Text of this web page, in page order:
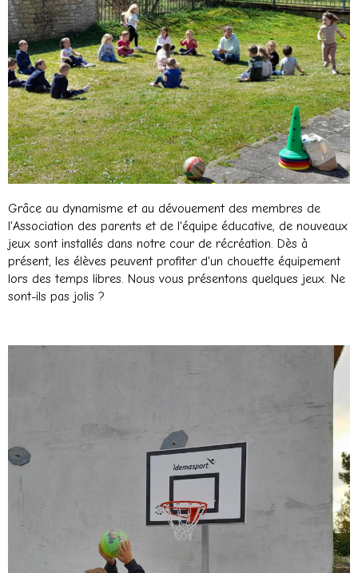
Grâce au dynamisme et au dévouement des membres de
l'Association des parents et de l'équipe éducative, de nouveaux
jeux sont installés dans notre cour de récréation. Dès à
présent, les élèves peuvent profiter d'un chouette équipement
lors des temps libres. Nous vous présentons quelques jeux. Ne
sont-ils pas jolis ?